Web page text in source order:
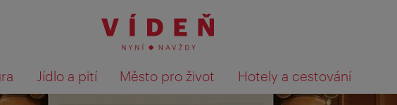
Jídlo a pití Město pro život Hotely a cestování